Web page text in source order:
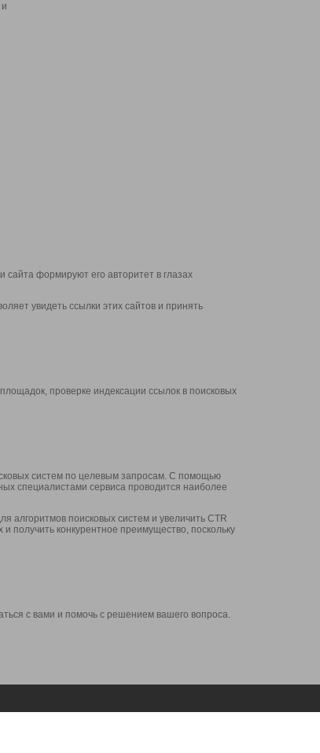
формируют его авторитет в глазах
увидеть ссылки этих сайтов и принять
проверке индексации ссылок в поисковых
систем по целевым запросам. С помощью
специалистами сервиса проводится наиболее
алгоритмов поисковых систем и увеличить CTR
получить конкурентное преимущество, поскольку
с вами и помочь с решением вашего вопроса.